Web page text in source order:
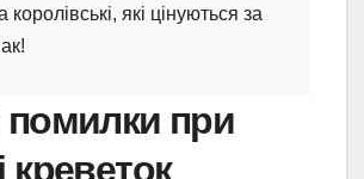
королівські, які цінуються за
помилки при
креветок